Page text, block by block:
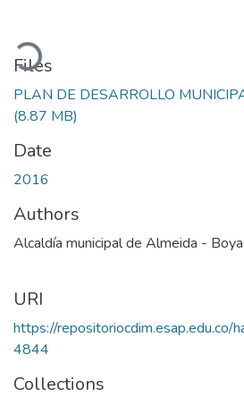
Files
PLAN DE DESARROLLO
(8.87 MB)
Date
2016
Authors
Alcaldía municipal de Almeida -
URI
https://
4844
Collections